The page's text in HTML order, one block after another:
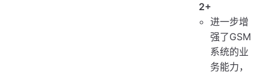
2+
进一步增
强了GSM
系统的业
务能力，